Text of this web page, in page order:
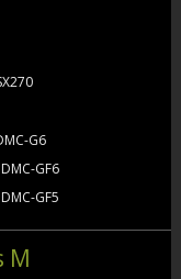
G6
GF6
GF5
M